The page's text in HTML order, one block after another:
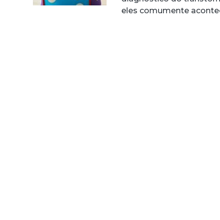
eles comumente